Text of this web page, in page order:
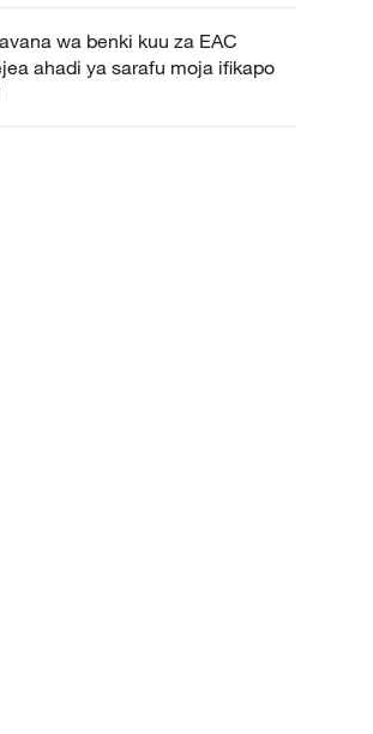
wa benki kuu za EAC
ahadi ya sarafu moja ifikapo